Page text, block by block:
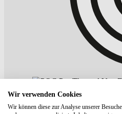
Wir verwenden Cookies
Wir können diese zur Analyse unserer